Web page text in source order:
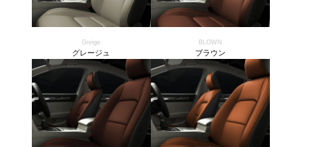
Greige
グレージュ
BLOWN
ブラウン